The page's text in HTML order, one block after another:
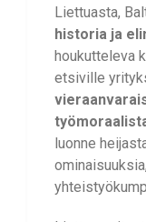
Liettuasta,
historia ja
houkutteleva
etsiville
luonne